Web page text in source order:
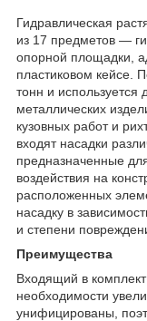
Гидравлическая
из 17 предметов —
опорной площадки,
пластиковом кейсе.
тонн и используется
металлических
кузовных работ и
входят насадки
предназначенные
воздействия на
расположенных
насадку в
и степени
Преимущества
Входящий в
необходимости
унифицированы,